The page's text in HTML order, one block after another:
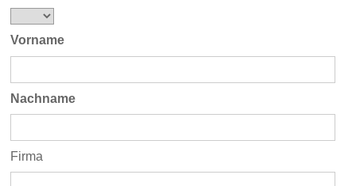
Vorname
Nachname
Firma